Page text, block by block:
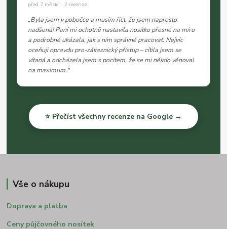
před 7 měsíci · 2 recenze
„Byla jsem v pobočce a musím říct, že jsem naprosto
nadšená! Paní mi ochotně nastavila nosítko přesně na míru
a podrobně ukázala, jak s ním správně pracovat. Nejvíc
oceňuji opravdu pro-zákaznický přístup – cítila jsem se
vítaná a odcházela jsem s pocitem, že se mi někdo věnoval
na maximum."
⭐ Přečíst všechny recenze na Google →
Vše o nákupu
Doprava a platba
Ceny půjčovného nosítek